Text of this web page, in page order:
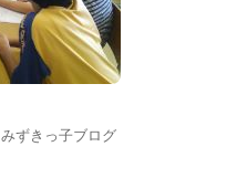
カ
みずきっ子ブログ